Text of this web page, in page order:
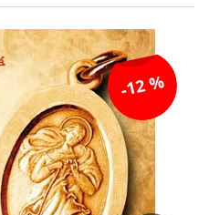
-12 %